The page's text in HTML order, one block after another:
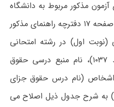
راهنمای آزمون مذکور مربوط به دانشگاه
پیام نور (نوبت بیستم و دوم) و صفحه ۱۷ دفترچه‌ راهنمای مذکور
(نوبت اول) در رشته امتحانی
حقوق جزا و جرم شناسی (کد ۱۰۳۷)، نام منبع درسی حقوق
اشخاص (نام درس حقوق جزای
اختصاصی ۱، کد درس ۱۲۲۳۱۷۹) به شرح جدول ذیل اصلاح می